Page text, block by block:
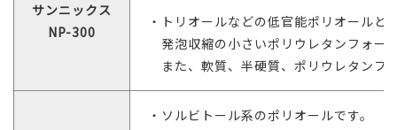
サンニックス
NP-300
・トリオールなどの低官能ポリオール
発泡収縮の小さいポリウレタンフォー
また、軟質、半硬質、ポリウレタンフ
・ソルビトール系のポリオールです。